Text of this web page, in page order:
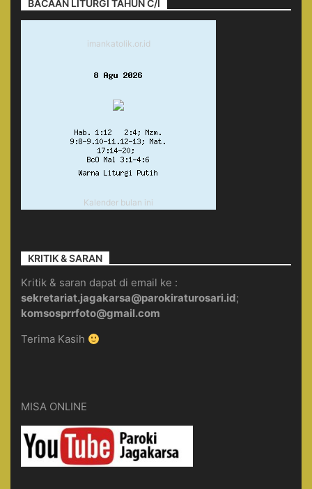
BACAAN LITURGI TAHUN C/I
imankatolik.or.id
Kalender bulan ini
KRITIK & SARAN
Kritik & saran dapat di email ke :
sekretariat.jagakarsa@parokiraturosari.id;
komsosprrfoto@gmail.com
Terima Kasih
MISA ONLINE